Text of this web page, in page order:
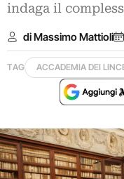
indaga il
di Massimo Mattioli
TAG ACCADEMIA DEI